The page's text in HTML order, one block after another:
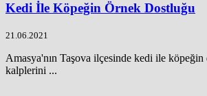
Kedi İle Köpeğin Örnek Dostluğu
21.06.2021
Amasya'nın Taşova ilçesinde kedi ile
kalplerini ...